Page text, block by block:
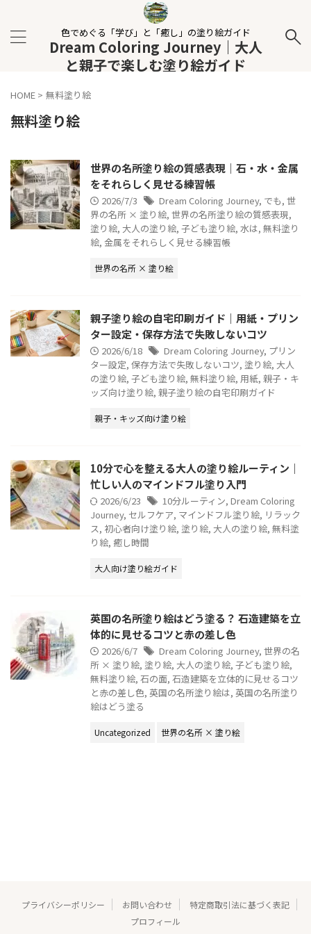
色でめぐる「学び」と「癒し」の塗り絵ガイド
Dream Coloring Journey｜大人
と親子で楽しむ塗り絵ガイド
HOME > 無料塗り絵
無料塗り絵
世界の名所塗り絵の質感表現｜石・水・金属
をそれらしく見せる練習帳
2026/7/3 Dream Coloring Journey, でも, 世
界の名所 × 塗り絵, 世界の名所塗り絵の質感表現,
塗り絵, 大人の塗り絵, 子ども塗り絵, 水は, 無料塗り
絵, 金属をそれらしく見せる練習帳
世界の名所 × 塗り絵
親子塗り絵の自宅印刷ガイド｜用紙・プリン
ター設定・保存方法で失敗しないコツ
2026/6/18 Dream Coloring Journey, プリン
ター設定, 保存方法で失敗しないコツ, 塗り絵, 大人
の塗り絵, 子ども塗り絵, 無料塗り絵, 用紙, 親子・キ
ッズ向け塗り絵, 親子塗り絵の自宅印刷ガイド
親子・キッズ向け塗り絵
10分で心を整える大人の塗り絵ルーティン｜
忙しい人のマインドフル塗り入門
2026/6/23 10分ルーティン, Dream Coloring
Journey, セルフケア, マインドフル塗り絵, リラック
ス, 初心者向け塗り絵, 塗り絵, 大人の塗り絵, 無料塗
り絵, 癒し時間
大人向け塗り絵ガイド
英国の名所塗り絵はどう塗る？ 石造建築を立
体的に見せるコツと赤の差し色
2026/6/7 Dream Coloring Journey, 世界の名
所 × 塗り絵, 塗り絵, 大人の塗り絵, 子ども塗り絵,
無料塗り絵, 石の面, 石造建築を立体的に見せるコツ
と赤の差し色, 英国の名所塗り絵は, 英国の名所塗り
絵はどう塗る
Uncategorized 世界の名所 × 塗り絵
プライバシーポリシー お問い合わせ
特定商取引法に基づく表記
プロフィール